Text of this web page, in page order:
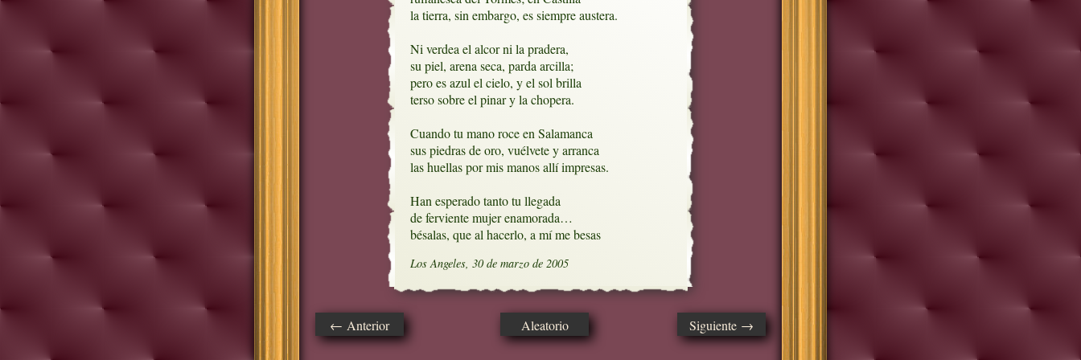
la tierra, sin embargo, es siempre austera.
Ni verdea el alcor ni la pradera,
su piel, arena seca, parda arcilla;
pero es azul el cielo, y el sol brilla
terso sobre el pinar y la chopera.
Cuando tu mano roce en Salamanca
sus piedras de oro, vuélvete y arranca
las huellas por mis manos allí impresas.
Han esperado tanto tu llegada
de ferviente mujer enamorada…
bésalas, que al hacerlo, a mí me besas
Los Angeles, 30 de marzo de 2005
← Anterior Aleatorio Siguiente →